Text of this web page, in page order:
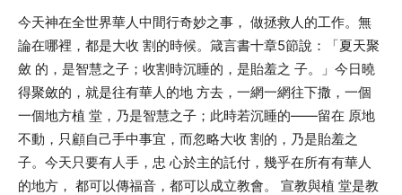
今天神在全世界華人中間行奇妙之事， 做拯救人的工作。無
論在哪裡，都是大收 割的時候。箴言書十章5節說：「夏天聚
斂 的，是智慧之子；收割時沉睡的，是貽羞之 子。」今日曉
得聚斂的，就是往有華人的地 方去，一網一網往下撒，一個
一個地方植 堂，乃是智慧之子；此時若沉睡的——留在 原地
不動，只顧自己手中事宜，而忽略大收 割的，乃是貽羞之
子。今天只要有人手，忠 心於主的託付，幾乎在所有有華人
的地方， 都可以傳福音，都可以成立教會。 宣教與植 堂是教